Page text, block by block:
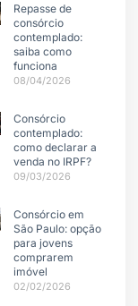
Repasse de
consórcio
contemplado:
saiba como
funciona
08/04/2026
Consórcio
contemplado:
como declarar a
venda no IRPF?
09/03/2026
Consórcio em
São Paulo: opção
para jovens
comprarem
imóvel
02/02/2026